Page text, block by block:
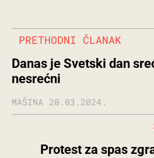
PRETHODNI ČLANAK
Danas je Svetski dan
nesrećni
MAŠINA 20.03.2024.
Protest za spas